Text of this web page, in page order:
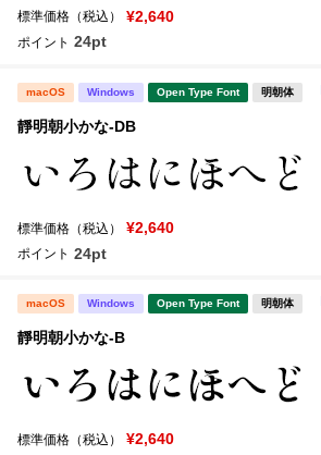
標準価格（税込） ¥2,640
ポイント 24pt
macOS Windows Open Type Font 明朝体
靜明朝小かな-DB
標準価格（税込） ¥2,640
ポイント 24pt
macOS Windows Open Type Font 明朝体
靜明朝小かな-B
標準価格（税込） ¥2,640